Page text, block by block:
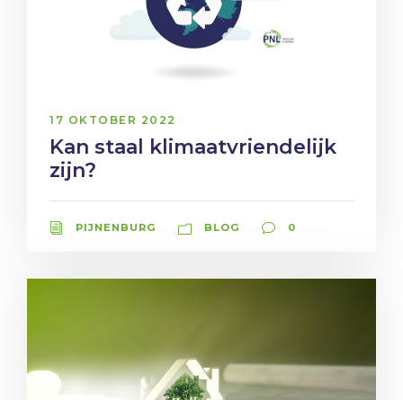
17 OKTOBER 2022
Kan staal klimaatvriendelijk
zijn?
PIJNENBURG BLOG 0